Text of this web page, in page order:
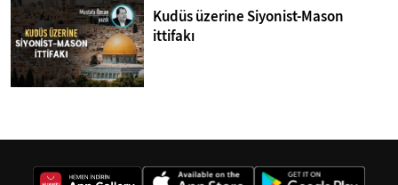
Kudüs üzerine Siyonist-Mason
ittifakı